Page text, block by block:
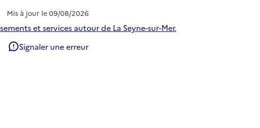
Mis à jour le 09/08/2026
et services autour de La Seyne-sur-Mer.
Signaler une erreur